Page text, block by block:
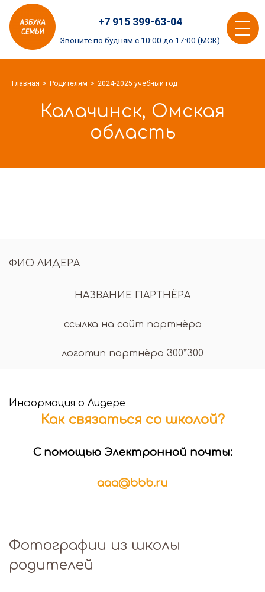
Азбука
семьи
logo
+7 915 399-63-04
Звоните по будням с 10:00 до 17:00 (МСК)
Toggle
Главная Родителям 2024-2025 учебный год
Калачинск, Омская
область
ФИО ЛИДЕРА
НАЗВАНИЕ ПАРТНЁРА
ссылка на сайт партнёра
логотип партнёра 300*300
Информация о Лидере
Как связаться со школой?
С помощью Электронной почты:
aaa@bbb.ru
Фотографии из школы
родителей